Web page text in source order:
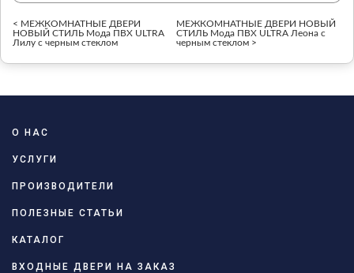
< МЕЖКОМНАТНЫЕ ДВЕРИ
НОВЫЙ СТИЛЬ Мода ПВХ ULTRA
Лилу с черным стеклом
МЕЖКОМНАТНЫЕ ДВЕРИ НОВЫЙ
СТИЛЬ Мода ПВХ ULTRA Леона с
черным стеклом >
О НАС
УСЛУГИ
ПРОИЗВОДИТЕЛИ
ПОЛЕЗНЫЕ СТАТЬИ
КАТАЛОГ
ВХОДНЫЕ ДВЕРИ НА ЗАКАЗ